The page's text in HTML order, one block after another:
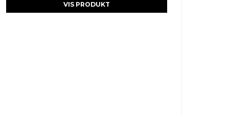
VIS PRODUKT